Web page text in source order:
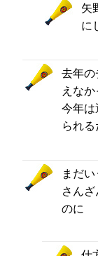
矢
に
去年
えな
今年
られ
まだ
さん
のに